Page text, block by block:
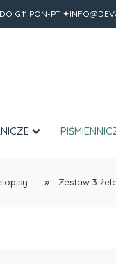
G.11 PON-PT
» Zestaw 3